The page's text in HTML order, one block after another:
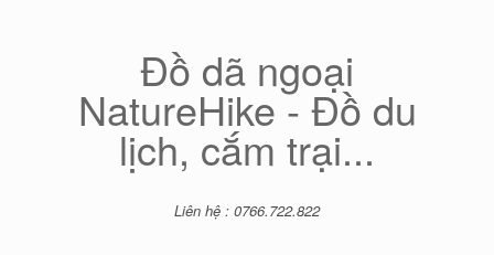
Đồ dã ngoại
NatureHike - Đồ du
lịch, cắm trại...
Liên hệ : 0766.722.822